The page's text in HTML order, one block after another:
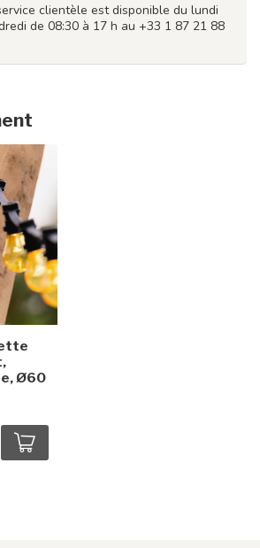
clientèle est disponible du lundi
de 08:30 à 17 h au +33 1 87 21 88
Ø60